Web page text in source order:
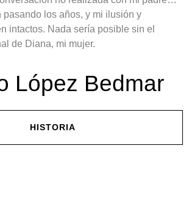
pasando los años, y mi ilusión y
intactos. Nada sería posible sin el
de Diana, mi mujer.
López Bedmar
HISTORIA